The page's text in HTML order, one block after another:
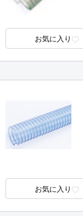
お気に入り
お気に入り